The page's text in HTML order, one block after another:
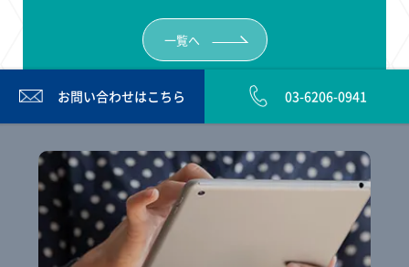
一覧へ
お問い合わせはこちら 03-6206-0941